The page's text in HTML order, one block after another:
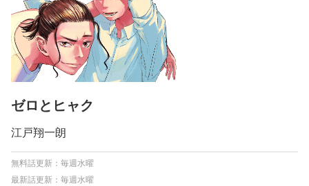
ゼロとヒャク
江戸翔一朗
無料話更新：毎週水曜
最新話更新：毎週水曜